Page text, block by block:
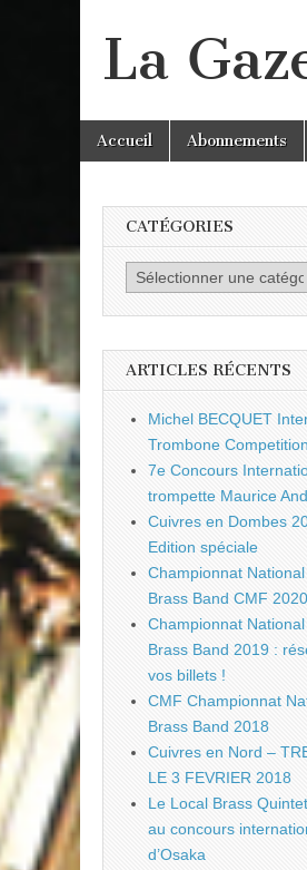
La
Main
menu
Skip
Accueil Abonnements
CATÉGORIES
Catégories
ARTICLES RÉCENTS
Michel BECQUET
Trombone
7e Concours
trompette Maurice
Cuivres en Dombes
Edition spéciale
Championnat
Brass Band CMF 2020
Championnat
Brass Band 2019 :
vos billets !
CMF Championnat
Brass Band 2018
Cuivres en Nord –
LE 3 FEVRIER 2018
Le Local Brass
au concours
d’Osaka